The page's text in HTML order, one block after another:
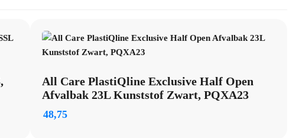
All Care PlastiQline Exclusive Half Open
Afvalbak 23L Kunststof Zwart, PQXA23
48,75